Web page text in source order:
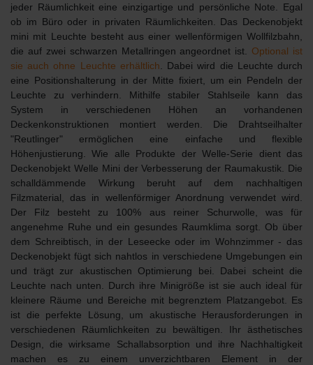
jeder Räumlichkeit eine einzigartige und persönliche Note. Egal
ob im Büro oder in privaten Räumlichkeiten. Das Deckenobjekt
mini mit Leuchte besteht aus einer wellenförmigen Wollfilzbahn,
die auf zwei schwarzen Metallringen angeordnet ist. Optional ist
sie auch ohne Leuchte erhältlich . Dabei wird die Leuchte durch
eine Positionshalterung in der Mitte fixiert, um ein Pendeln der
Leuchte zu verhindern. Mithilfe stabiler Stahlseile kann das
System in verschiedenen Höhen an vorhandenen
Deckenkonstruktionen montiert werden. Die Drahtseilhalter
"Reutlinger" ermöglichen eine einfache und flexible
Höhenjustierung. Wie alle Produkte der Welle-Serie dient das
Deckenobjekt Welle Mini derVerbesserung der Raumakustik . Die
schalldämmende Wirkung beruht auf dem nachhaltigen
Filzmaterial, das in wellenförmiger Anordnung verwendet wird.
Der Filz besteht zu 100% aus reiner Schurwolle, was für
angenehme Ruhe und ein gesundes Raumklima sorgt. Ob über
dem Schreibtisch, in der Leseecke oder im Wohnzimmer - das
Deckenobjekt fügt sich nahtlos in verschiedene Umgebungen ein
und trägt zur akustischen Optimierung bei. Dabei scheint die
Leuchte nach unten. Durch ihre Minigröße ist sie auch ideal für
kleinere Räume und Bereiche mit begrenztem Platzangebot. Es
ist die perfekte Lösung, um akustische Herausforderungen in
verschiedenen Räumlichkeiten zu bewältigen. Ihr ästhetisches
Design, die wirksame Schallabsorption und ihre Nachhaltigkeit
machen es zu einem unverzichtbaren Element in der